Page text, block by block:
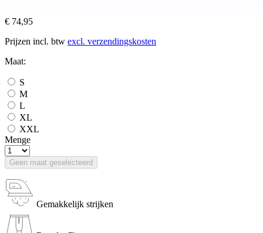
€ 74,95
Prijzen incl. btw excl. verzendingskosten
Maat:
S
M
L
XL
XXL
Menge
Geen maat geselecteerd
Gemakkelijk strijken